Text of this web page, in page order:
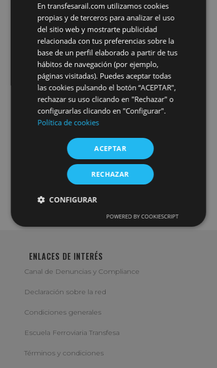
Abierto plazo de inscripción
para la 19ª Edición del Curso
homologado de Maquinista
Ferroviario
El próximo 5 de octubre comenzará en Madrid
Ferroviario en Madrid, uno de los programas
formativos más consolidados y reconocidos
dentro del sector. […]
06/02/2026
ENLACES DE INTERÉS
Canal de Denuncias y Compliance
Declaración sobre la red
Condiciones generales
Escuela Ferroviaria Transfesa
Términos y condiciones
SPANISH
INGLES
En transfesarail.com utilizamos cookies
propias y de terceros para analizar el uso
del sitio web y mostrarte publicidad
relacionada con tus preferencias sobre la
base de un perfil elaborado a partir de tus
hábitos de navegación (por ejemplo,
páginas visitadas). Puedes aceptar todas
las cookies pulsando el botón “ACEPTAR",
rechazar su uso clicando en "Rechazar" o
configurarlas clicando en "Configurar".
Política de cookies
ACEPTAR
RECHAZAR
CONFIGURAR
POWERED BY COOKIESCRIPT